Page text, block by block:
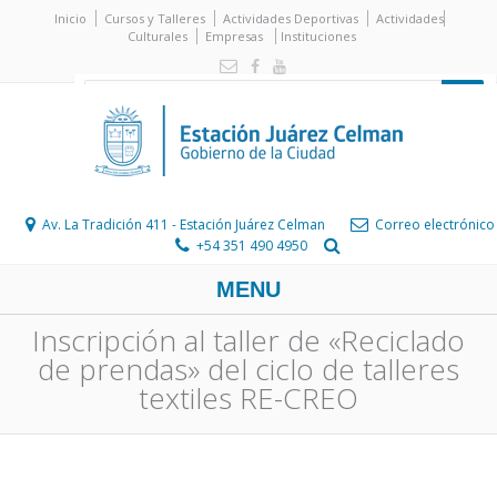
Inicio Cursos y Talleres Actividades Deportivas
Actividades
Culturales
Empresas Instituciones
Av. La Tradición 411 - Estación Juárez Celman
Correo electrónico
+54 351 490 4950
MENU
Inscripción al taller de «Reciclado
de prendas» del ciclo de talleres
textiles RE-CREO